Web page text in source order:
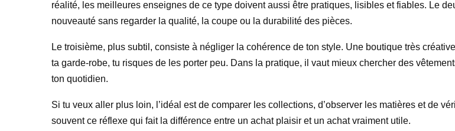
réalité, les meilleures enseignes de ce type doivent aussi être pratiques, lisibles et fiables. Le
nouveauté sans regarder la qualité, la coupe ou la durabilité des pièces.
Le troisième, plus subtil, consiste à négliger la cohérence de ton style. Une boutique très
ta garde-robe, tu risques de les porter peu. Dans la pratique, il vaut mieux chercher des
ton quotidien.
Si tu veux aller plus loin, l’idéal est de comparer les collections, d’observer les matières et de
souvent ce réflexe qui fait la différence entre un achat plaisir et un achat vraiment utile.